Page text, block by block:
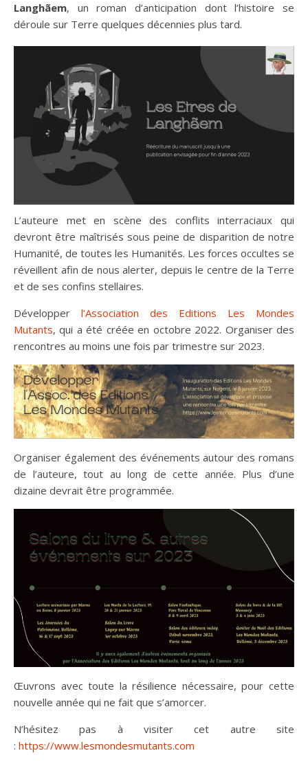
Langhãem, un roman d’anticipation dont l’histoire se
déroule sur Terre quelques décennies plus tard.
L’auteure met en scène des conflits interraciaux qui
devront être maîtrisés sous peine de disparition de notre
Humanité, de toutes les Humanités. Les forces occultes se
réveillent afin de nous alerter, depuis le centre de la Terre
et de ses confins stellaires.
Développer l’Association des Editions Les Mondes
Mutants, qui a été créée en octobre 2022. Organiser des
rencontres au moins une fois par trimestre sur 2023.
Organiser également des événements autour des romans
de l’auteure, tout au long de cette année. Plus d’une
dizaine devrait être programmée.
Œuvrons avec toute la résilience nécessaire, pour cette
nouvelle année qui ne fait que s’amorcer.
N’hésitez pas à visiter cet autre site
: https://www.lesmondesmutants.com